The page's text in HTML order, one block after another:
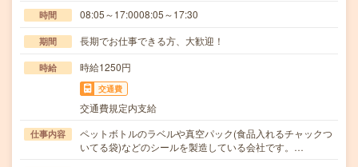
時間 08:05～17:0008:05～17:30
期間 長期でお仕事できる方、大歓迎！
時給 時給1250円
交通費
交通費規定内支給
仕事内容
ペットボトルのラベルや真空パック(食品入れるチャックつ
いてる袋)などのシールを製造している会社です。…